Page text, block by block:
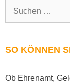
SO KÖNNEN
Ob Ehrenamt,